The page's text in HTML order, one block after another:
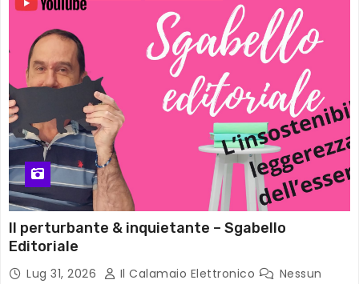
Il perturbante & inquietante – Sgabello
Editoriale
Lug 31, 2026 Il Calamaio Elettronico
Nessun